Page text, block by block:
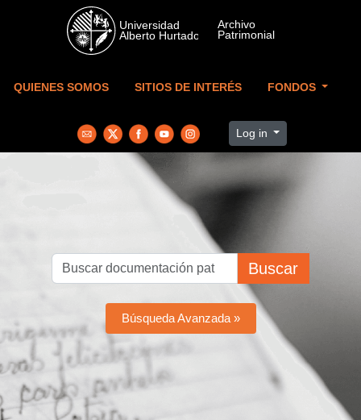
Skip to main content
QUIENES SOMOS SITIOS DE INTERÉS FONDOS
Log in
Buscar
Búsqueda Avanzada »